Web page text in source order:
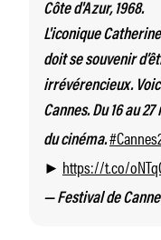
Côte d'Azur, 1968.
L'iconique
doit se souvenir
irrévérencieux.
Cannes. Du 16 au
du cinéma.
► https://t.co/
— Festival de